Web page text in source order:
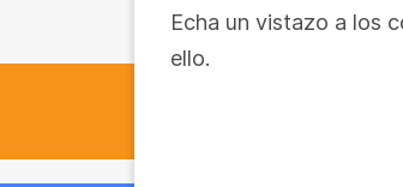
Echa un vistazo a los
ello.